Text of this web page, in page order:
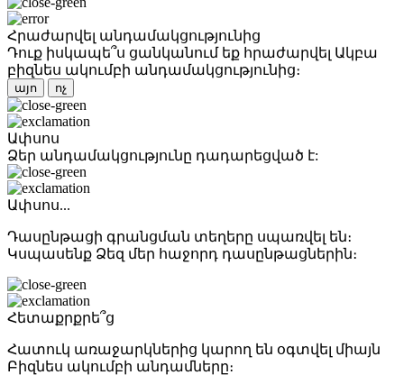
Հրաժարվել անդամակցությունից
Դուք իսկապե՞ս ցանկանում եք հրաժարվել Ակբա
բիզնես ակումբի անդամակցությունից։
այո ոչ
Ափսոս
Ձեր անդամակցությունը դադարեցված է:
Ափսոս...
Դասընթացի գրանցման տեղերը սպառվել են։
Կսպասենք Ձեզ մեր հաջորդ դասընթացներին։
Հետաքրքրե՞ց
Հատուկ առաջարկներից կարող են օգտվել միայն
Բիզնես ակումբի անդամները։